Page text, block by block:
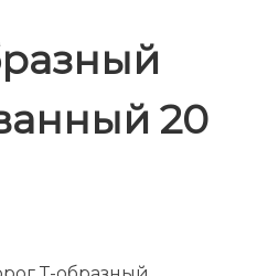
20